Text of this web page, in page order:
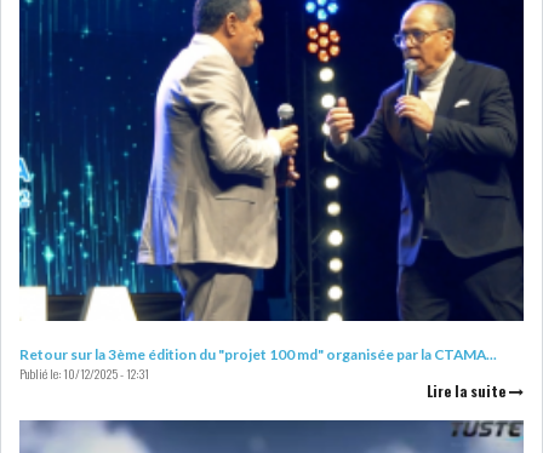
Retour sur la 3ème édition du "projet 100 md" organisée par la CTAMA...
Publié le:10/12/2025 - 12:31
Lire la suite